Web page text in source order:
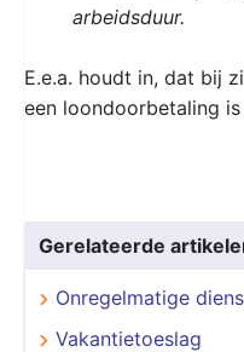
arbeidsduur.
E.e.a. houdt in, dat bij
een loondoorbetaling
Gerelateerde
Onregelmatige
Vakantietoeslag